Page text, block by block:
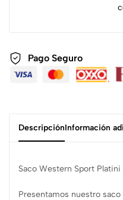
Pago Seguro
DescripciónInformación
Saco Western Sport Platini
Presentamos nuestro